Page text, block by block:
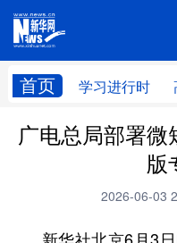
首页 学习进行时
学习进行时 高层
财经
广电总局部署微
版
2026-06-03
新华社北京6月3日